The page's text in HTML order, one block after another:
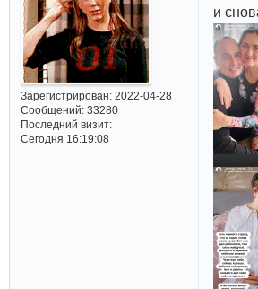
Зарегистрирован: 2022-04-28
Сообщений:33280
Последний визит:
Сегодня 16:19:08
и